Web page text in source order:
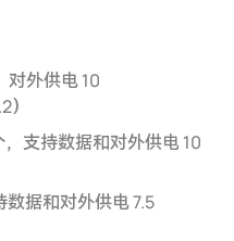
对外供电 10
支持数据和对外供电 10
数据和对外供电 7.5